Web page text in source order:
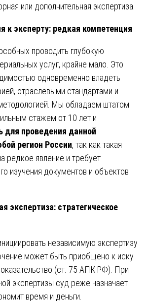
или дополнительная экспертиза.
к эксперту: редкая компетенция
проводить глубокую
услуг, крайне мало. Это
одновременно владеть
отраслевыми стандартами и
Мы обладаем штатом
стажем от 10 лет и
для проведения данной
регион России, так как такая
редкое явление и требует
изучения документов и объектов
экспертиза: стратегическое
независимую экспертизу
может быть приобщено к иску
(ст. 75 АПК РФ). При
экспертизы суд реже назначает
время и деньги.